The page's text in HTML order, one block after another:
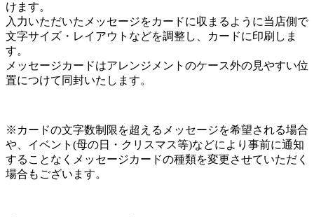
けます。
入力いただいたメッセージをカードに収まるように当店側で
文字サイズ・レイアウトなどを調整し、カードに印刷しま
す。
メッセージカードはアレンジメントのケース外の見やすい位
置につけて同封いたします。
※カードの文字数制限を超えるメッセージを希望される場合
や、イベント(母の日・クリスマス等)などにより事前に通知
することなくメッセージカードの種類を変更させていただく
場合もございます。